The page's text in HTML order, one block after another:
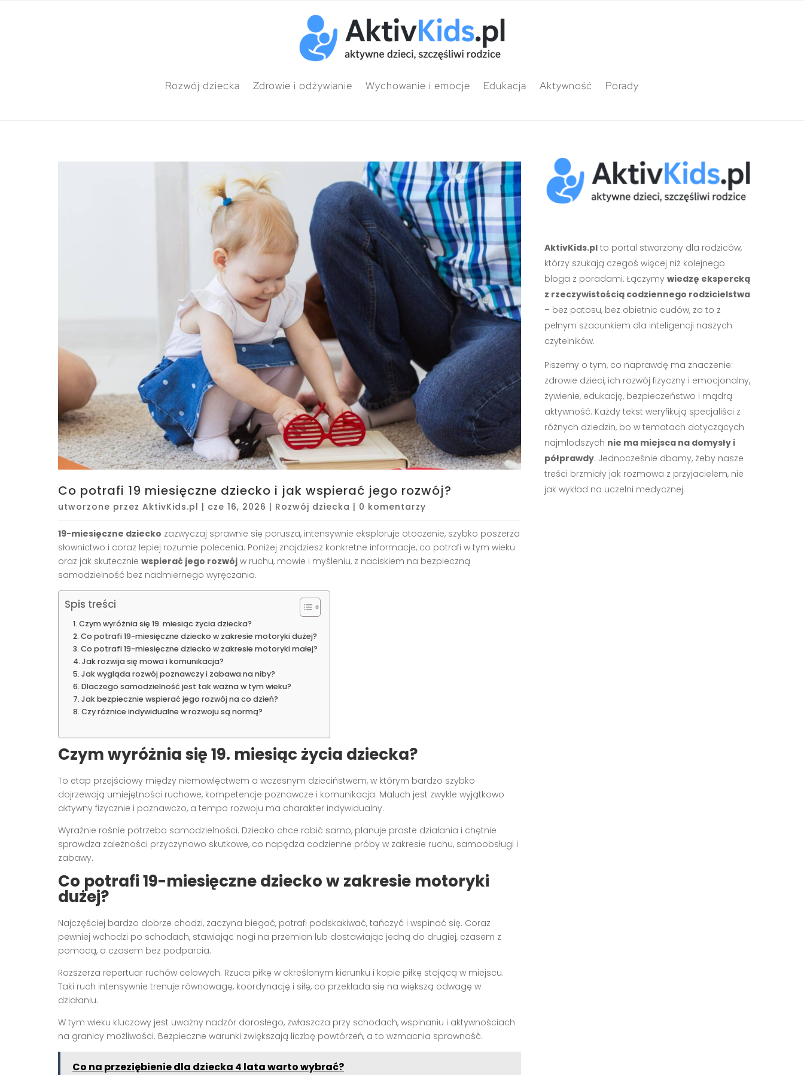
Rozwój dziecka Zdrowie i odżywianie Wychowanie i emocje Edukacja Aktywność Porady
Co potrafi 19 miesięczne dziecko i jak wspierać jego rozwój?
utworzone przez AktivKids.pl | cze 16, 2026 | Rozwój dziecka | 0 komentarzy
19-miesięczne dziecko zazwyczaj sprawnie się porusza, intensywnie eksploruje otoczenie, szybko poszerza
słownictwo i coraz lepiej rozumie polecenia. Poniżej znajdziesz konkretne informacje, co potrafi w tym wieku
oraz jak skutecznie wspierać jego rozwój w ruchu, mowie i myśleniu, z naciskiem na bezpieczną
samodzielność bez nadmiernego wyręczania.
Spis treści
Czym wyróżnia się 19. miesiąc życia dziecka?
Co potrafi 19-miesięczne dziecko w zakresie motoryki dużej?
Co potrafi 19-miesięczne dziecko w zakresie motoryki małej?
Jak rozwija się mowa i komunikacja?
Jak wygląda rozwój poznawczy i zabawa na niby?
Dlaczego samodzielność jest tak ważna w tym wieku?
Jak bezpiecznie wspierać jego rozwój na co dzień?
Czy różnice indywidualne w rozwoju są normą?
Czym wyróżnia się 19. miesiąc życia dziecka?
To etap przejściowy między niemowlęctwem a wczesnym dzieciństwem, w którym bardzo szybko
dojrzewają umiejętności ruchowe, kompetencje poznawcze i komunikacja. Maluch jest zwykle wyjątkowo
aktywny fizycznie i poznawczo, a tempo rozwoju ma charakter indywidualny.
Wyraźnie rośnie potrzeba samodzielności. Dziecko chce robić samo, planuje proste działania i chętnie
sprawdza zależności przyczynowo skutkowe, co napędza codzienne próby w zakresie ruchu, samoobsługi i
zabawy.
Co potrafi 19-miesięczne dziecko w zakresie motoryki
dużej?
Najczęściej bardzo dobrze chodzi, zaczyna biegać, potrafi podskakiwać, tańczyć i wspinać się. Coraz
pewniej wchodzi po schodach, stawiając nogi na przemian lub dostawiając jedną do drugiej, czasem z
pomocą, a czasem bez podparcia.
Rozszerza repertuar ruchów celowych. Rzuca piłkę w określonym kierunku i kopie piłkę stojącą w miejscu.
Taki ruch intensywnie trenuje równowagę, koordynację i siłę, co przekłada się na większą odwagę w
działaniu.
W tym wieku kluczowy jest uważny nadzór dorosłego, zwłaszcza przy schodach, wspinaniu i aktywnościach
na granicy możliwości. Bezpieczne warunki zwiększają liczbę powtórzeń, a to wzmacnia sprawność.
Co na przeziębienie dla dziecka 4 lata warto wybrać?
AktivKids.plto portal stworzony dla rodziców,
którzy szukają czegoś więcej niż kolejnego
bloga z poradami. Łączymy wiedzę ekspercką
z rzeczywistością codziennego rodzicielstwa
– bez patosu, bez obietnic cudów, za to z
pełnym szacunkiem dla inteligencji naszych
czytelników.
Piszemy o tym, co naprawdę ma znaczenie:
zdrowie dzieci, ich rozwój fizyczny i emocjonalny,
żywienie, edukację, bezpieczeństwo i mądrą
aktywność. Każdy tekst weryfikują specjaliści z
różnych dziedzin, bo w tematach dotyczących
najmłodszych nie ma miejsca na domysły i
półprawdy. Jednocześnie dbamy, żeby nasze
treści brzmiały jak rozmowa z przyjacielem, nie
jak wykład na uczelni medycznej.